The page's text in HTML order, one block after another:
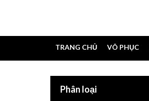
TRANG CHỦ VÕ PHỤC
Phân loại